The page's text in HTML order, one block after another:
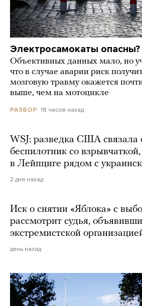
Электросамокаты опасны?
Объективных данных мало, но
что в случае аварии риск
мозговую травму окажется
выше, чем на мотоцикле
РАЗБОР 18 часов назад
WSJ: разведка США связала
беспилотник со
в Лейпциге рядом с
2 дня назад
Иск о снятии «Яблока» с
рассмотрит судья,
экстремистской
день назад